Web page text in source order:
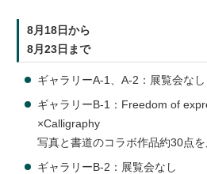
8月18日から
8月23日まで
ギャラリーA-1、A-2：展覧会なし
ギャラリーB-1：Freedom of
×Calligraphy
写真と書道のコラボ作品約30点
ギャラリーB-2：展覧会なし